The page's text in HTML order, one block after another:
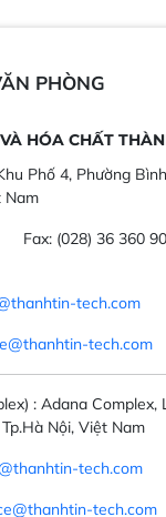
PHÒNG
HÓA CHẤT
Phố 4, Phường
Nam
Fax: (028) 36 360
tech.com
tech.com
: Adana Complex,
Nội, Việt Nam
tech.com
tech.com